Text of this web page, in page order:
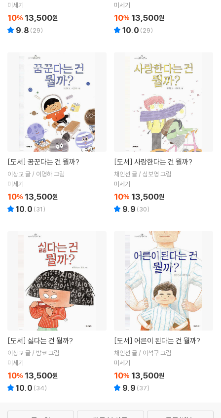
미세기
10% 13,500원
9.8 (29)
미세기
10% 13,500원
10.0 (29)
[도서] 꿈꾼다는 건 뭘까?
이상교 글 / 이명하 그림
미세기
10% 13,500원
10.0 (31)
[도서] 사랑한다는 건 뭘까?
채인선 글 / 심보영 그림
미세기
10% 13,500원
9.9 (30)
[도서] 싫다는 건 뭘까?
이상교 글 / 밤코 그림
미세기
10% 13,500원
10.0 (34)
[도서] 어른이 된다는 건 뭘까?
채인선 글 / 이석구 그림
미세기
10% 13,500원
9.9 (37)